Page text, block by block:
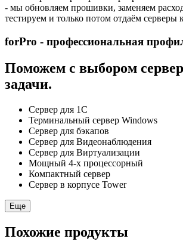
- мы обновляем прошивки, заменяем
тестируем и только потом отдаём серверы
forPro - профессиональная
Поможем с выбором
задачи.
Сервер для 1С
Терминальный сервер Windows
Сервер для бэкапов
Сервер для Видеонаблюдения
Сервер для Виртуализации
Мощный 4-х процессорный
Компактный сервер
Сервер в корпусе Tower
Еще
Похожие продукты